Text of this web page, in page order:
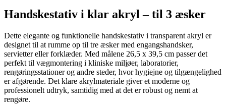
Handskestativ i klar akryl – til 3 æsker
Dette elegante og funktionelle handskestativ i transparent akryl er
designet til at rumme op til tre æsker med engangshandsker,
servietter eller forklæder. Med målene 26,5 x 39,5 cm passer det
perfekt til vægmontering i kliniske miljøer, laboratorier,
rengøringsstationer og andre steder, hvor hygiejne og tilgængelighed
er afgørende. Det klare akrylmateriale giver et moderne og
professionelt udtryk, samtidig med at det er robust og nemt at
rengøre.